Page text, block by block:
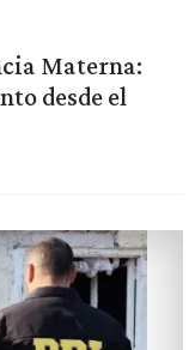
Materna:
desde el